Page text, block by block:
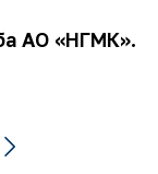
АО «НГМК».